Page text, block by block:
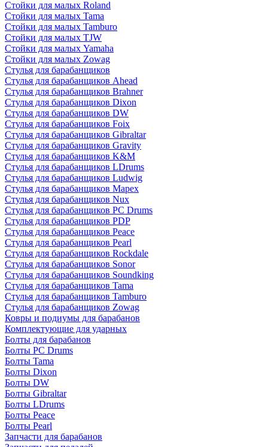
Стойки для малых Roland
Стойки для малых Tama
Стойки для малых Tamburo
Стойки для малых TJW
Стойки для малых Yamaha
Стойки для малых Zowag
Стулья для барабанщиков
Стулья для барабанщиков Ahead
Стулья для барабанщиков Brahner
Стулья для барабанщиков Dixon
Стулья для барабанщиков DW
Стулья для барабанщиков Foix
Стулья для барабанщиков Gibraltar
Стулья для барабанщиков Gravity
Стулья для барабанщиков K&M
Стулья для барабанщиков LDrums
Стулья для барабанщиков Ludwig
Стулья для барабанщиков Mapex
Стулья для барабанщиков Nux
Стулья для барабанщиков PC Drums
Стулья для барабанщиков PDP
Стулья для барабанщиков Peace
Стулья для барабанщиков Pearl
Стулья для барабанщиков Rockdale
Стулья для барабанщиков Sonor
Стулья для барабанщиков Soundking
Стулья для барабанщиков Tama
Стулья для барабанщиков Tamburo
Стулья для барабанщиков Zowag
Ковры и подиумы для барабанов
Комплектующие для ударных
Болты для барабанов
Болты PC Drums
Болты Tama
Болты Dixon
Болты DW
Болты Gibraltar
Болты LDrums
Болты Peace
Болты Pearl
Запчасти для барабанов